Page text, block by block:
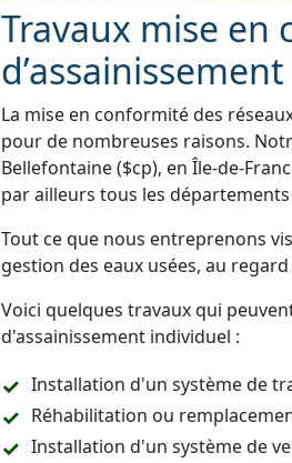
Travaux mise en
La mise en conformité des
pour de nombreuses raisons.
Bellefontaine ($cp), en Île-de-
par ailleurs tous les
Tout ce que nous entreprenons
gestion des eaux usées, au
Voici quelques travaux qui
d'assainissement individuel :
Installation d'un système de
Réhabilitation ou
Installation d'un système de